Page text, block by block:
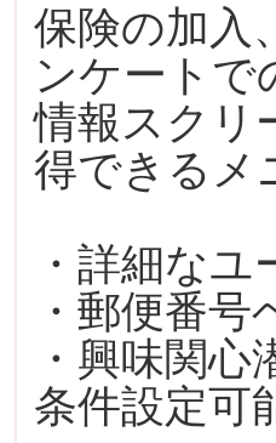
保険の加入
ンケートで
情報スクリ
得できるメ
・詳細な
・郵便番
・興味関
条件設定可